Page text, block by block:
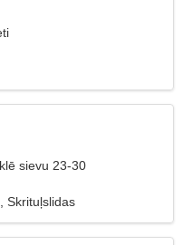
sievu 23-30
Skrituļslidas